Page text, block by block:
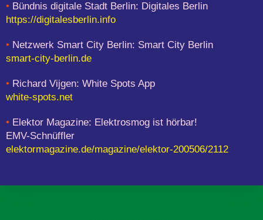
• Bündnis digitale Stadt Berlin: Digitales Berlin
https://digitalesberlin.info
• Netzwerk Smart City Berlin: Smart City Berlin
smart-city-berlin.de
• Richard Vijgen: White Spots App
white-spots.net
• Elektor Magazine: Elektrosmog ist hörbar!
EMV-Schnüffler
elektormagazine.de/magazine/elektor-200506/2112